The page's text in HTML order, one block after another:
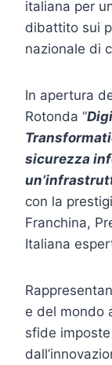
italiana per
dibattito sui
nazionale di
In apertura
Rotonda “
sicurezza
con la
Franchina,
Italiana
e del mondo
sfide